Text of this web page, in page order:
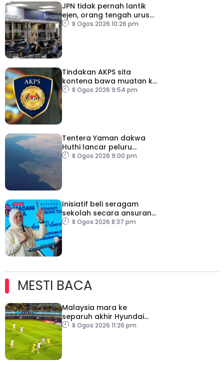
JPN tidak pernah lantik
ejen, orang tengah urus
dokumentasi
8 Ogos 2026 10:26 pm
Tindakan AKPS sita
kontena bawa muatan ke
Israel bukti ketegasan
8 Ogos 2026 9:54 pm
Tentera Yaman dakwa
Huthi lancar peluru
berpandu ke arah Laut
8 Ogos 2026 9:00 pm
Inisiatif beli seragam
sekolah secara ansuran
ringankan beban ibu
8 Ogos 2026 8:37 pm
MESTI BACA
Malaysia mara ke
separuh akhir Hyundai
ASEAN Cup
8 Ogos 2026 11:26 pm